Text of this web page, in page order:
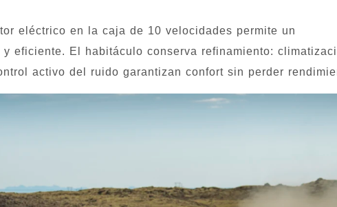
eléctrico en la caja de 10 velocidades permite un
y eficiente. El habitáculo conserva refinamiento:
activo del ruido garantizan confort sin perder